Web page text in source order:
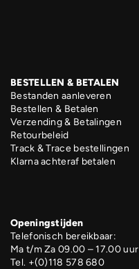
BESTELLEN & BETALEN
Bestanden aanleveren
Bestellen & Betalen
Verzending & Betalingen
Retourbeleid
Track & Trace bestellingen
Klarna achteraf betalen
Openingstijden
Telefonisch bereikbaar:
Ma t/m Za 09.00 – 17.00 uur
Tel. +(0)118 578 680